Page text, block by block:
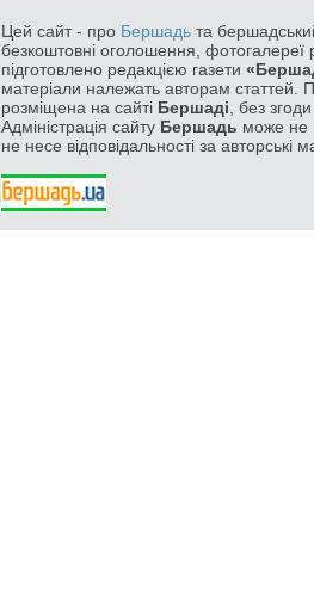
Цей сайт - про Бершадь та
безкоштовні оголошення, фотогалереї
підготовлено редакцією газети
матеріали належать авторам статтей.
розміщена на сайті Бершаді , без
Адміністрація сайту Бершадь може не
не несе відповідальності за авторські